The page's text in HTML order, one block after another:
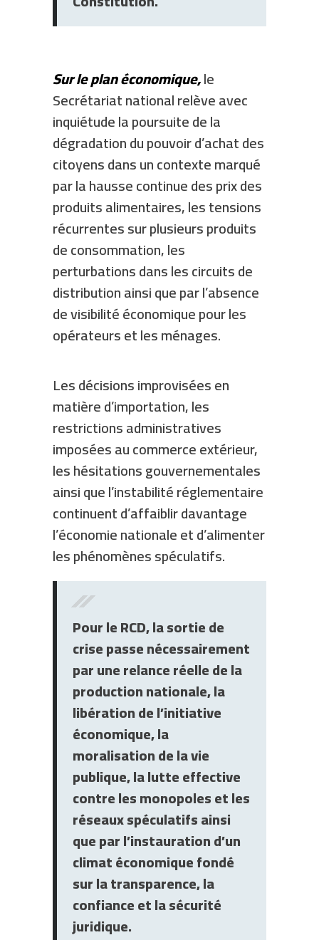
Sur le plan économique,le
Secrétariat national relève avec
inquiétude la poursuite de la
dégradation du pouvoir d’achat des
citoyens dans un contexte marqué
par la hausse continue des prix des
produits alimentaires, les tensions
récurrentes sur plusieurs produits
de consommation, les
perturbations dans les circuits de
distribution ainsi que par l’absence
de visibilité économique pour les
opérateurs et les ménages.
Les décisions improvisées en
matière d’importation, les
restrictions administratives
imposées au commerce extérieur,
les hésitations gouvernementales
ainsi que l’instabilité réglementaire
continuent d’affaiblir davantage
l’économie nationale et d’alimenter
les phénomènes spéculatifs.
Pour le RCD, la sortie de
crise passe nécessairement
par une relance réelle de la
production nationale, la
libération de l’initiative
économique, la
moralisation de la vie
publique, la lutte effective
contre les monopoles et les
réseaux spéculatifs ainsi
que par l’instauration d’un
climat économique fondé
sur la transparence, la
confiance et la sécurité
juridique.